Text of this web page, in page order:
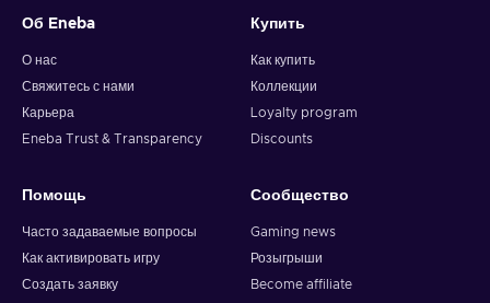
Об Eneba
О нас
Свяжитесь с нами
Карьера
Eneba Trust & Transparency
Купить
Как купить
Коллекции
Loyalty program
Discounts
Помощь
Часто задаваемые вопросы
Как активировать игру
Создать заявку
Сообщество
Gaming news
Розыгрыши
Become affiliate